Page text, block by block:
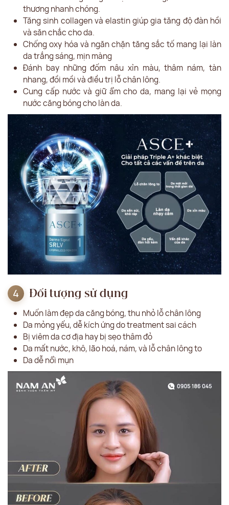
thương nhanh chóng.
Tăng sinh collagen và elastin giúp gia tăng độ đàn hồi
và săn chắc cho da.
Chống oxy hóa và ngăn chặn tăng sắc tố mang lại làn
da trắng sáng, mịn màng
Đánh bay những đốm nâu xỉn màu, thâm nám, tàn
nhang, đồi mồi và điều trị lỗ chân lông.
Cung cấp nước và giữ ẩm cho da, mang lại vẻ mọng
nước căng bóng cho làn da.
Đối tượng sử dụng
Muốn làm đẹp da căng bóng, thu nhỏ lỗ chân lông
Da mỏng yếu, dễ kích ứng do treatment sai cách
Bị viêm da cơ địa hay bị sẹo thâm đỏ
Da mất nước, khô, lão hoá, nám, và lỗ chân lông to
Da dễ nổi mụn